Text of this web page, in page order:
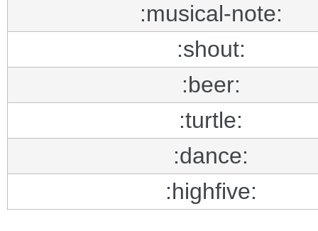
:musical-note:
:shout:
:beer:
:turtle:
:dance:
:highfive: